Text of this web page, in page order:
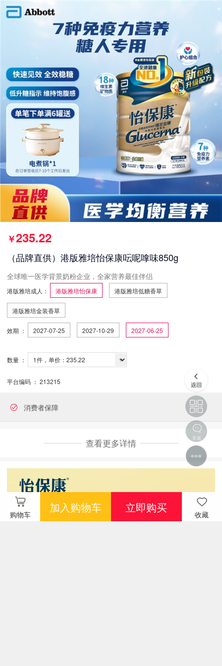
￥235.22
（品牌直供）港版雅培怡保康呍呢嗱味850g
全球唯一医学背景奶粉企业，全家营养最佳伴侣
港版雅培成人： 港版雅培怡保康 港版雅培低糖香草
港版雅培金装香草
效期 ： 2027-07-25 2027-10-29 2027-06-25
数量 ：
平台编码 ： 213215
消费者保障
查看更多详情
购物车
加入购物车 立即购买
收藏
客服